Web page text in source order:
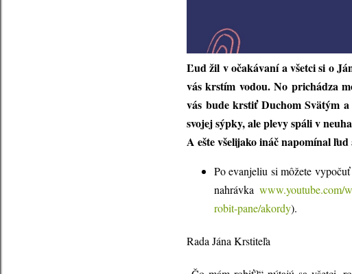
Ľud žil v očakávaní a všetci si o
vás krstím vodou. No prichádza
vás bude krstiť Duchom Svätým
svojej sýpky, ale plevy spáli v
A ešte všelijako ináč napomínal
Po evanjeliu si môžete
nahrávkawww.youtube.com/
robit-pane/akordy).
Rada Jána Krstiteľa